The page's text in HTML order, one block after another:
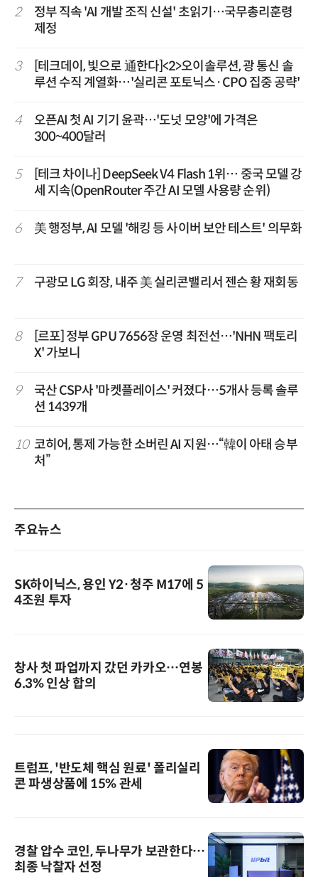
2
정부 직속 'AI 개발 조직 신설' 초읽기…국무총리훈령
제정
3
[테크데이, 빛으로 通한다]<2>오이솔루션, 광 통신 솔
루션 수직 계열화…'실리콘 포토닉스·CPO 집중 공략'
4
오픈AI 첫 AI 기기 윤곽…'도넛 모양'에 가격은
300~400달러
5
[테크 차이나] DeepSeek V4 Flash 1위… 중국 모델 강
세 지속(OpenRouter 주간 AI 모델 사용량 순위)
6 美 행정부, AI 모델 '해킹 등 사이버 보안 테스트' 의무화
7 구광모 LG 회장, 내주 美 실리콘밸리서 젠슨 황 재회동
8
[르포] 정부 GPU 7656장 운영 최전선…'NHN 팩토리
X' 가보니
9
국산 CSP사 '마켓플레이스' 커졌다…5개사 등록 솔루
션 1439개
10 코히어, 통제 가능한 소버린 AI 지원…“韓이 아태 승부
처”
주요뉴스
SK하이닉스, 용인 Y2·청주 M17에 5
4조원 투자
창사 첫 파업까지 갔던 카카오…연봉
6.3% 인상 합의
트럼프, '반도체 핵심 원료' 폴리실리
콘 파생상품에 15% 관세
경찰 압수 코인, 두나무가 보관한다…
최종 낙찰자 선정